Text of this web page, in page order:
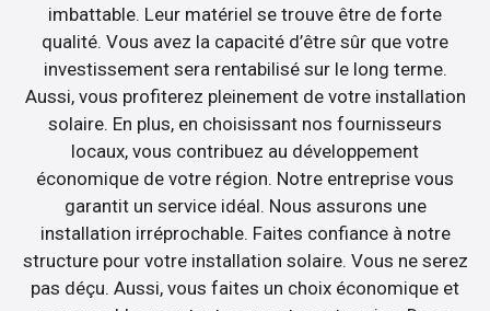
imbattable. Leur matériel se trouve être de forte
qualité. Vous avez la capacité d’être sûr que votre
investissement sera rentabilisé sur le long terme.
Aussi, vous profiterez pleinement de votre installation
solaire. En plus, en choisissant nos fournisseurs
locaux, vous contribuez au développement
économique de votre région. Notre entreprise vous
garantit un service idéal. Nous assurons une
installation irréprochable. Faites confiance à notre
structure pour votre installation solaire. Vous ne serez
pas déçu. Aussi, vous faites un choix économique et